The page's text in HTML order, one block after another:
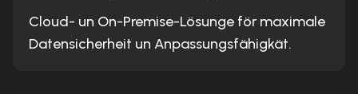
Cloud- un On-Premise-Lösunge för maximale
Datensicherheit un Anpassungsfähigkät.